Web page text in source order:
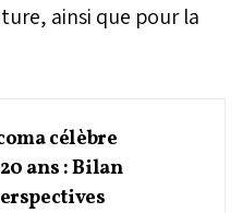
ainsi que pour la
célèbre
ans : Bilan